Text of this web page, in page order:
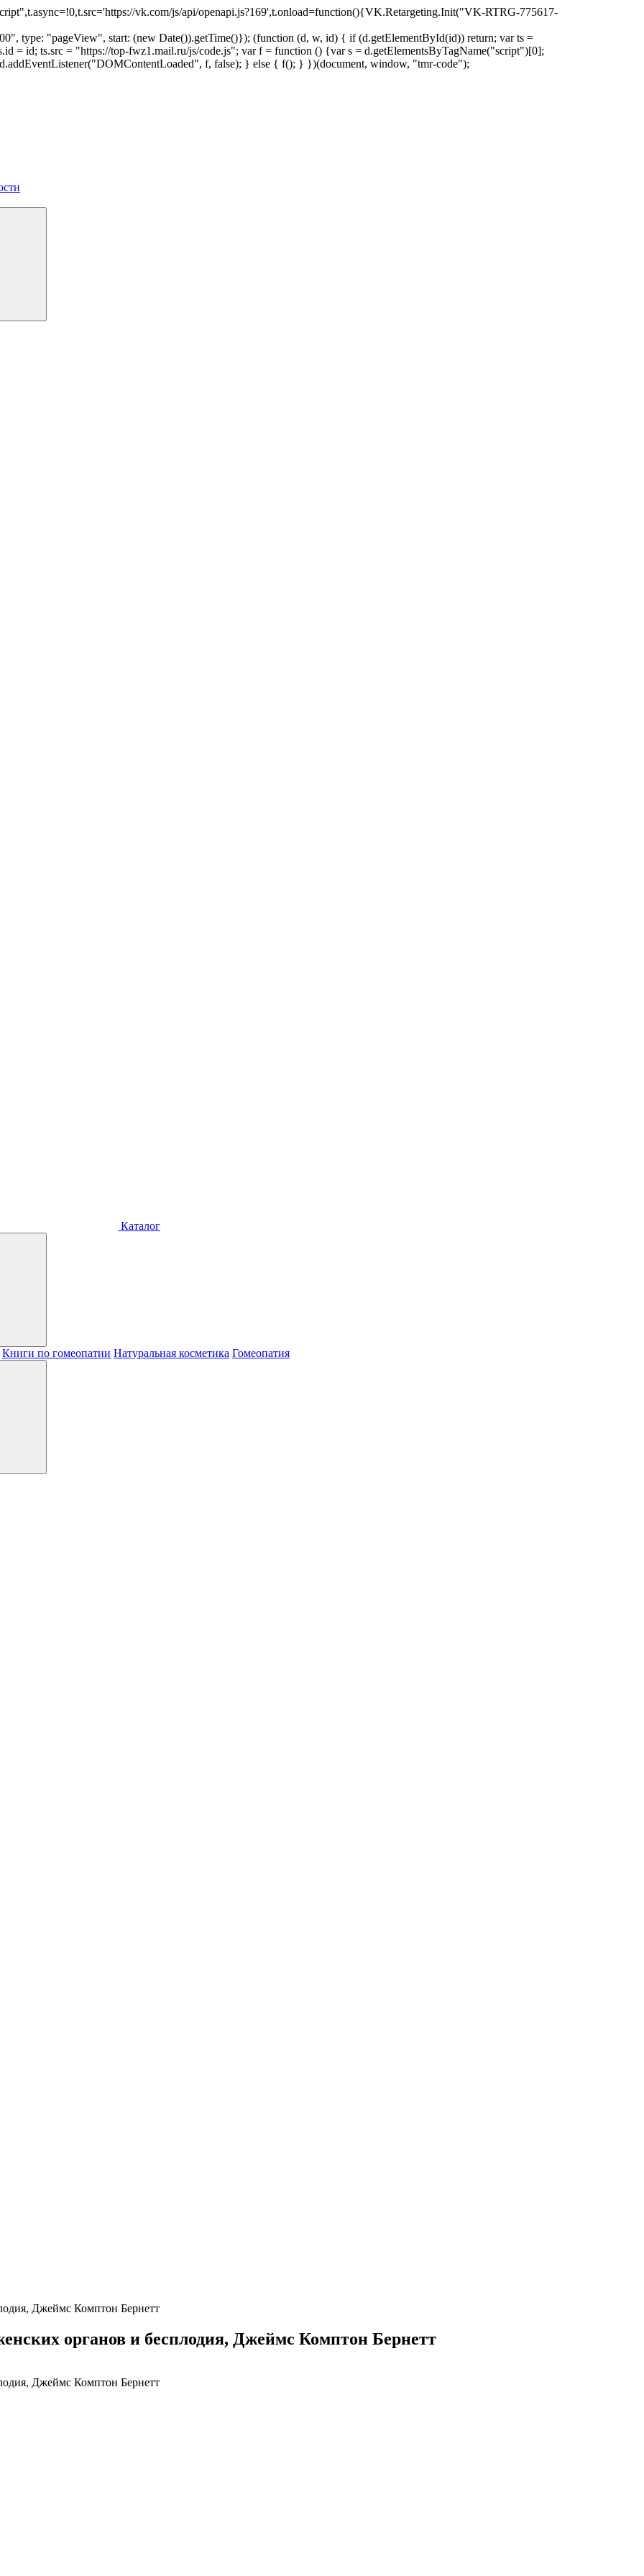
vk.com/js/api/openapi.js?169',t.onload=function(){VK.Retargeting.Init("VK-RTRG-775617-
type: "pageView", start: (new Date()).getTime()}); (function (d, w, id) { if (d.getElementById(id)) return; var ts =
= id; ts.src = "https://top-fwz1.mail.ru/js/code.js"; var f = function () {var s = d.getElementsByTagName("script")[0];
f, false); } else { f(); } })(document, window, "tmr-code");
Каталог
Книги по гомеопатии Натуральная косметика Гомеопатия
Джеймс Комптон Бернетт
органов и бесплодия, Джеймс Комптон Бернетт
Джеймс Комптон Бернетт